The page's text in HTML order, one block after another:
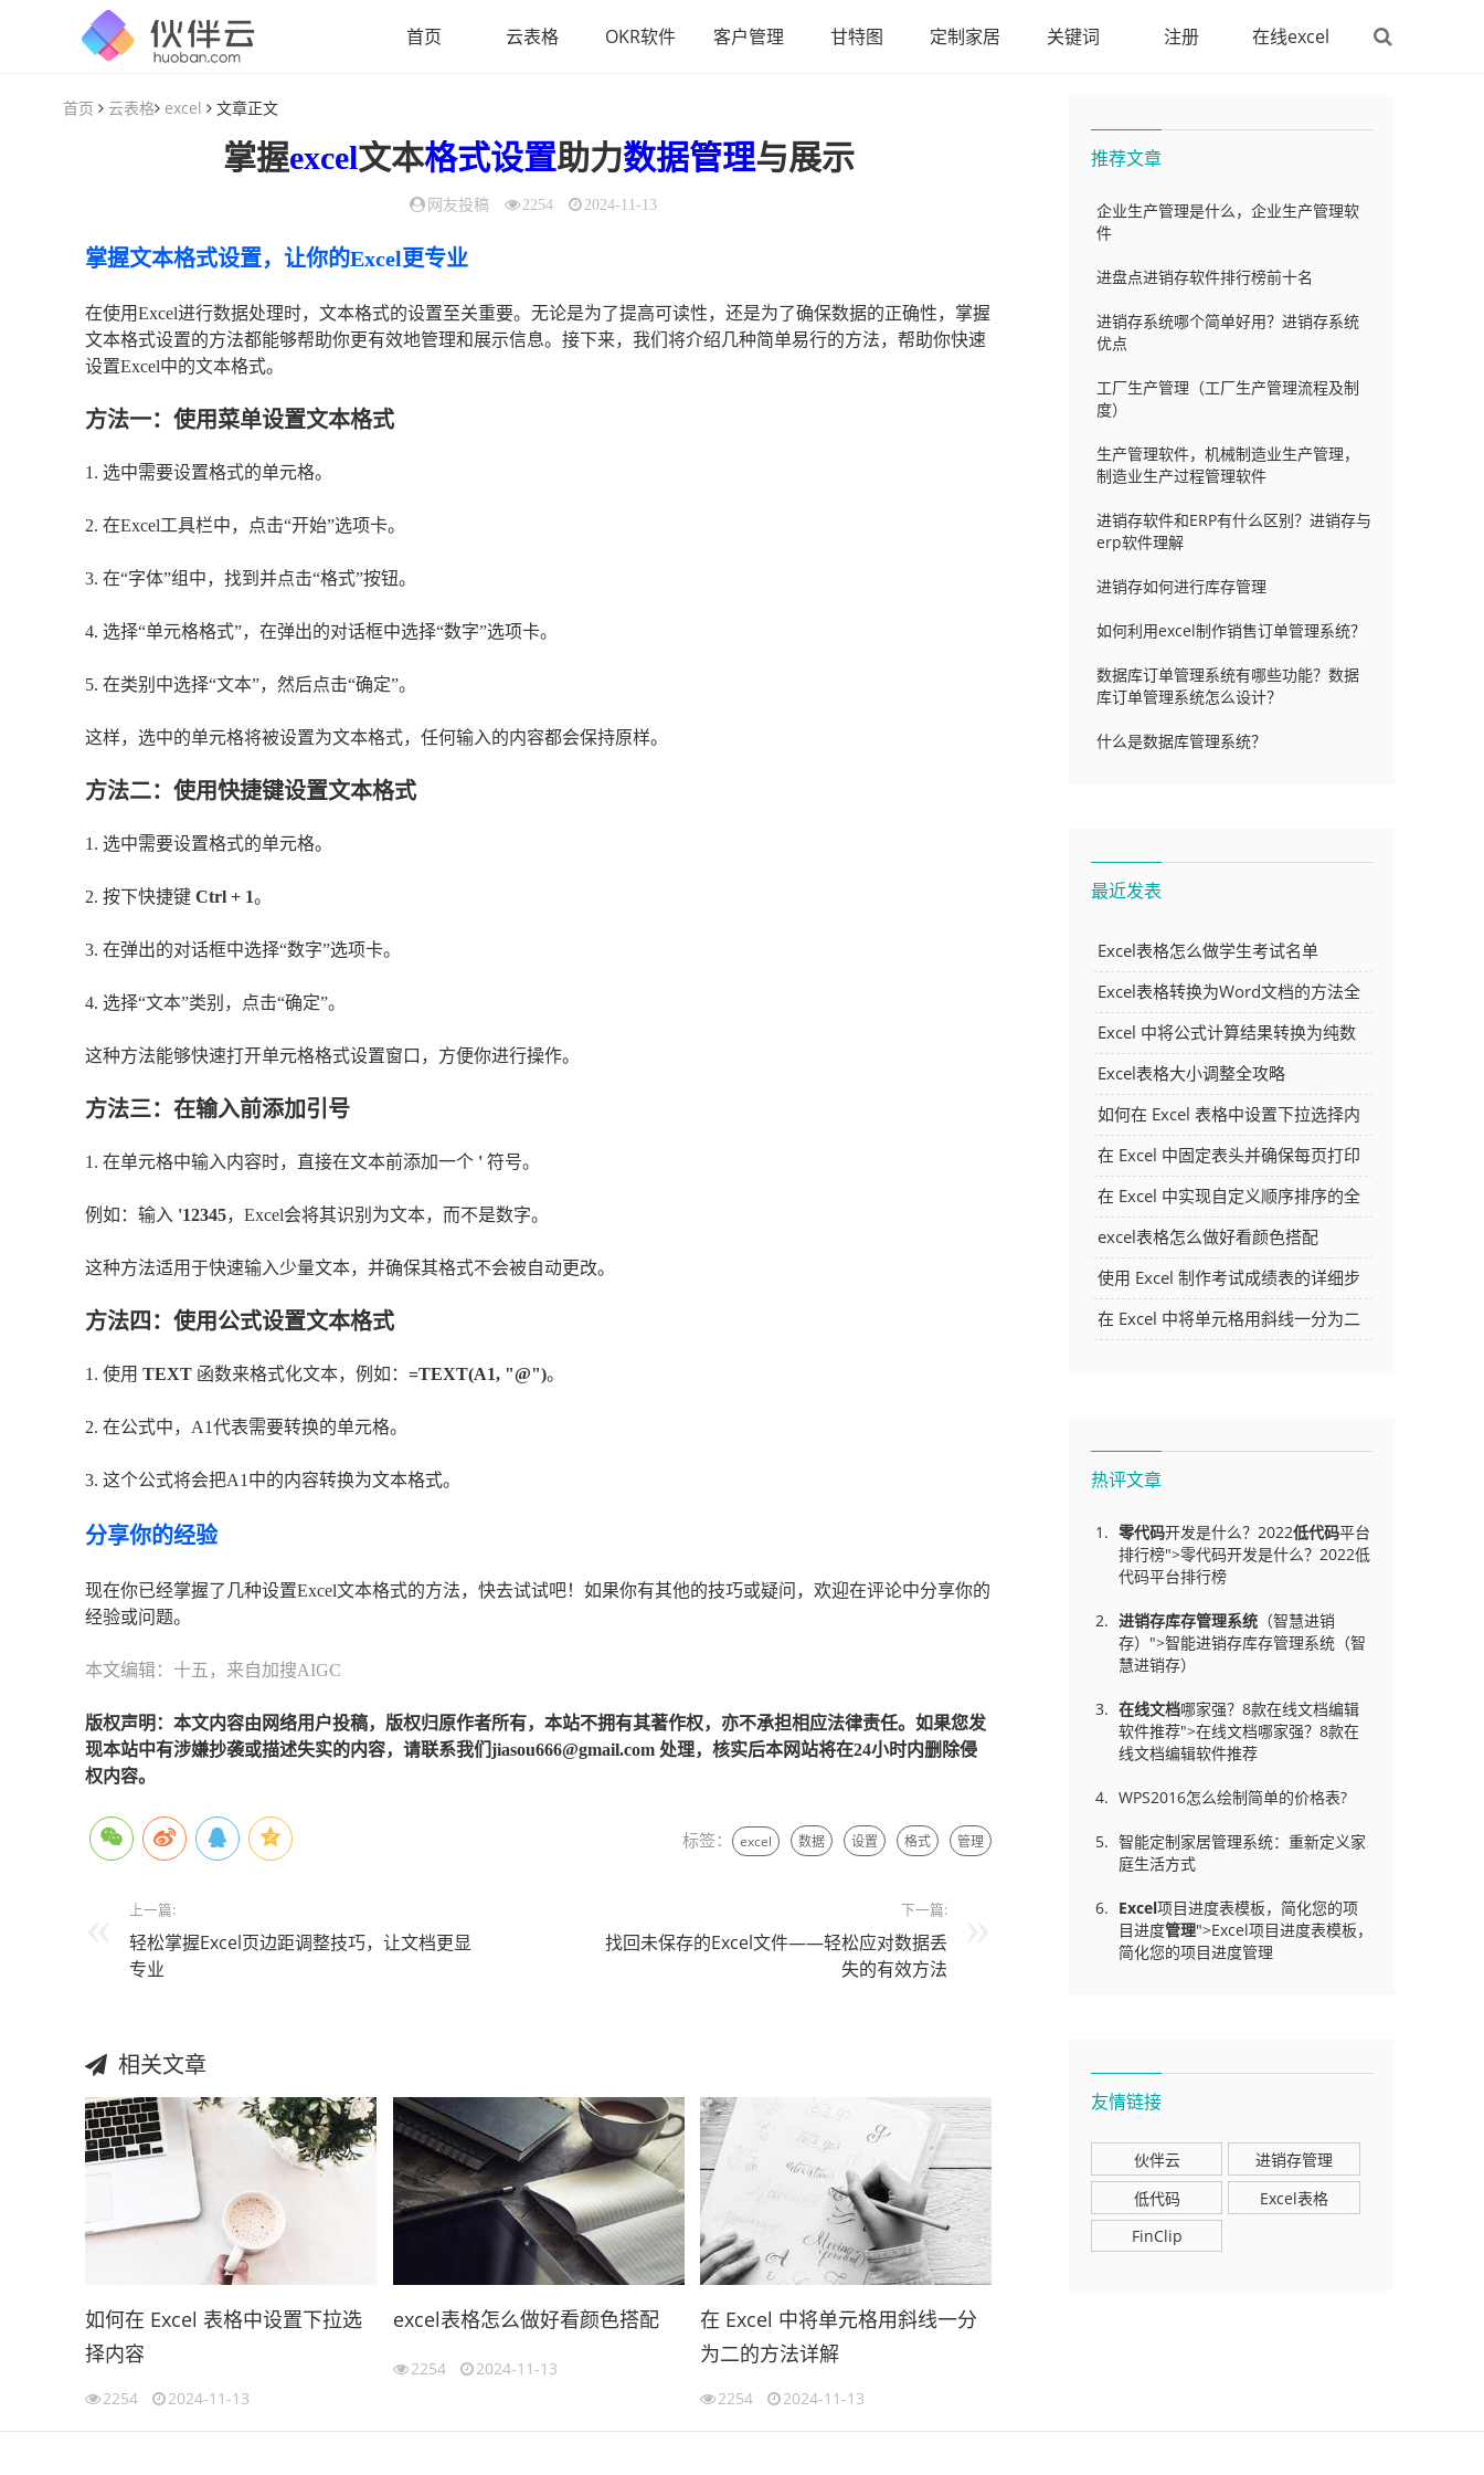
首页 云表格 OKR软件 客户管理 甘特图 定制家居 关键词 注册 在线excel
首页 云表格 excel 文章正文
掌握excel文本格式设置助力数据管理与展示
网友投稿 2254 2024-11-13
掌握文本格式设置，让你的Excel更专业
在使用Excel进行数据处理时，文本格式的设置至关重要。无论是为了提高可读性，还是为了确保数据的正确性，掌握
文本格式设置的方法都能够帮助你更有效地管理和展示信息。接下来，我们将介绍几种简单易行的方法，帮助你快速
设置Excel中的文本格式。
方法一：使用菜单设置文本格式
1. 选中需要设置格式的单元格。
2. 在Excel工具栏中，点击“开始”选项卡。
3. 在“字体”组中，找到并点击“格式”按钮。
4. 选择“单元格格式”，在弹出的对话框中选择“数字”选项卡。
5. 在类别中选择“文本”，然后点击“确定”。
这样，选中的单元格将被设置为文本格式，任何输入的内容都会保持原样。
方法二：使用快捷键设置文本格式
1. 选中需要设置格式的单元格。
2. 按下快捷键 Ctrl + 1。
3. 在弹出的对话框中选择“数字”选项卡。
4. 选择“文本”类别，点击“确定”。
这种方法能够快速打开单元格格式设置窗口，方便你进行操作。
方法三：在输入前添加引号
1. 在单元格中输入内容时，直接在文本前添加一个 ' 符号。
例如：输入 '12345，Excel会将其识别为文本，而不是数字。
这种方法适用于快速输入少量文本，并确保其格式不会被自动更改。
方法四：使用公式设置文本格式
1. 使用 TEXT 函数来格式化文本，例如： =TEXT(A1, "@")。
2. 在公式中，A1代表需要转换的单元格。
3. 这个公式将会把A1中的内容转换为文本格式。
分享你的经验
现在你已经掌握了几种设置Excel文本格式的方法，快去试试吧！如果你有其他的技巧或疑问，欢迎在评论中分享你的
经验或问题。
本文编辑：十五，来自加搜AIGC
版权声明：本文内容由网络用户投稿，版权归原作者所有，本站不拥有其著作权，亦不承担相应法律责任。如果您发
现本站中有涉嫌抄袭或描述失实的内容，请联系我们jiasou666@gmail.com 处理，核实后本网站将在24小时内删除侵
权内容。
标签： excel 数据 设置 格式 管理
上一篇:
轻松掌握Excel页边距调整技巧，让文档更显
专业
下一篇:
找回未保存的Excel文件——轻松应对数据丢
失的有效方法
相关文章
如何在 Excel 表格中设置下拉选
择内容
2254 2024-11-13
excel表格怎么做好看颜色搭配
2254 2024-11-13
在 Excel 中将单元格用斜线一分
为二的方法详解
2254 2024-11-13
推荐文章
企业生产管理是什么，企业生产管理软
件
进盘点进销存软件排行榜前十名
进销存系统哪个简单好用？进销存系统
优点
工厂生产管理（工厂生产管理流程及制
度）
生产管理软件，机械制造业生产管理，
制造业生产过程管理软件
进销存软件和ERP有什么区别？进销存与
erp软件理解
进销存如何进行库存管理
如何利用excel制作销售订单管理系统？
数据库订单管理系统有哪些功能？数据
库订单管理系统怎么设计？
什么是数据库管理系统？
最近发表
Excel表格怎么做学生考试名单
Excel表格转换为Word文档的方法全
解析
Excel 中将公式计算结果转换为纯数
字的多种方法
Excel表格大小调整全攻略
如何在 Excel 表格中设置下拉选择内
容
在 Excel 中固定表头并确保每页打印
时都显示表头的方法详解
在 Excel 中实现自定义顺序排序的全
面指南
excel表格怎么做好看颜色搭配
使用 Excel 制作考试成绩表的详细步
骤及技巧
在 Excel 中将单元格用斜线一分为二
热评文章
零代码开发是什么？2022低代码平台
排行榜">零代码开发是什么？2022低
代码平台排行榜
进销存库存管理系统 （智慧进销
存）">智能进销存库存管理系统（智
慧进销存）
在线文档哪家强？8款在线文档编辑
软件推荐">在线文档哪家强？8款在
线文档编辑软件推荐
WPS2016怎么绘制简单的价格表?
智能定制家居管理系统：重新定义家
庭生活方式
Excel项目进度表模板，简化您的项
目进度管理">Excel项目进度表模板，
简化您的项目进度管理
友情链接
伙伴云
进销存管理
低代码
Excel表格
FinClip